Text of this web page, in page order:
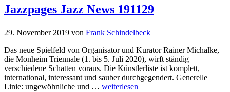
Jazzpages Jazz News 191129
29. November 2019 von Frank Schindelbeck
Das neue Spielfeld von Organisator und Kurator Rainer Michalke,
die Monheim Triennale (1. bis 5. Juli 2020), wirft ständig
verschiedene Schatten voraus. Die Künstlerliste ist komplett,
international, interessant und sauber durchgegendert. Generelle
Linie: ungewöhnliche und … weiterlesen